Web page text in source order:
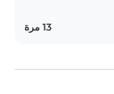
13 مرة